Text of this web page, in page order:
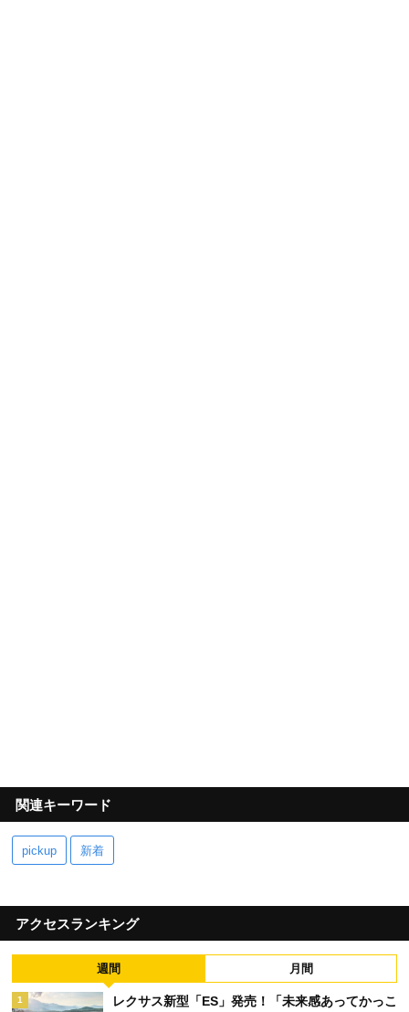
関連キーワード
pickup 新着
アクセスランキング
週間 月間
1
レクサス新型「ES」発売！「未来感あってかっこ